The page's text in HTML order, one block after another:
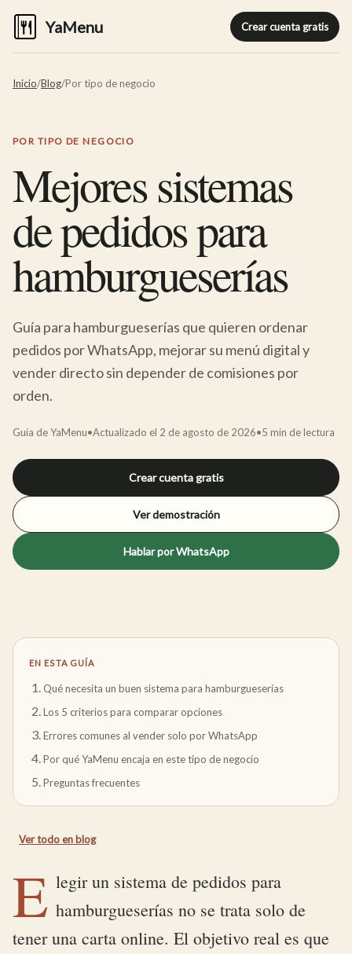
YaMenu Crear cuenta gratis
Inicio/Blog/Por tipo de negocio
POR TIPO DE NEGOCIO
Mejores sistemas
de pedidos para
hamburgueserías
Guía para hamburgueserías que quieren ordenar
pedidos por WhatsApp, mejorar su menú digital y
vender directo sin depender de comisiones por
orden.
Guía de YaMenu•Actualizado el 2 de agosto de 2026•5 min de lectura
Crear cuenta gratis
Ver demostración
Hablar por WhatsApp
EN ESTA GUÍA
Qué necesita un buen sistema para hamburgueserías
Los 5 criterios para comparar opciones
Errores comunes al vender solo por WhatsApp
Por qué YaMenu encaja en este tipo de negocio
Preguntas frecuentes
Ver todo en blog
E legir un sistema de pedidos para
hamburgueserías no se trata solo de
tener una carta online. El objetivo real es que